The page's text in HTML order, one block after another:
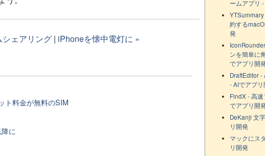
ェアリング| iPhoneを懐中電灯に »
ト料金が無料のSIM
に
ームアプリ
約する
発
ンを簡単に
でアプリ開
DraftEditor -
- AIでアプリ
FindX - 高
でアプリ開
DeKanji 文
リ開発
マックにス
リ開発